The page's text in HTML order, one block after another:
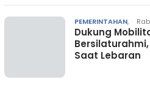
PEMERINTAHAN,
Dukung
Saat Lebaran